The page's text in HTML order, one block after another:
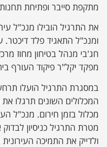
מתקפת סייבר ופתיחת
את התרגיל הובילו מנכ"ל
ומנכ"ל התאגיד פלד
חג'בי מנהל בטיחון מחוז
מפקד יקל"ר פיקוד העורף
במסגרת התרגיל הועלו
המכלולים השונים תרגלו
מכלול בזמן חירום. מנכ"ל
מטרת התרגיל כניסיון
ולדייק את התמיכה